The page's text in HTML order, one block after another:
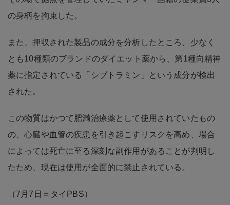
の身柄を拘束した。
また、押収された製品の成分を分析したところ、少なく
とも10種類のブランドのダイエット薬から、第1種向精神
薬に指定されている「シブトラミン」という成分が検出
された。
この物質はかつて肥満治療薬として使用されていたもの
の、心臓や血管の疾患を引き起こすリスクを高め、場合
によっては死亡に至る深刻な副作用があることが判明し
たため、現在は使用が全面的に禁止されている。
（7月7日＝タイPBS）